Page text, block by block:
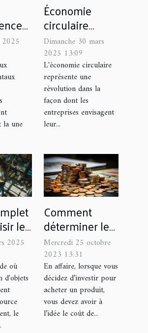
la une
Économie
circulaire
comment les
entreprises
peuvent
réduire leurs
coûts et leur
empreinte
écologique
Dimanche 30 mars
2025 13:09
L'économie circulaire
représente une
révolution dans la
façon dont les
entreprises envisagent
leur...
le
2025
où
d'objets
le
Comment
déterminer le
coût de revient
d’un produit ?
Mercredi 25 octobre
2023 13:31
En affaire, lorsque vous
décidez d’investir pour
acheter un produit,
vous devez avoir à
l’idée le coût de...